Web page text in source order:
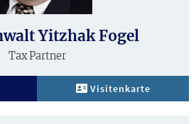
Yitzhak Fogel
Tax Partner
Visitenkarte